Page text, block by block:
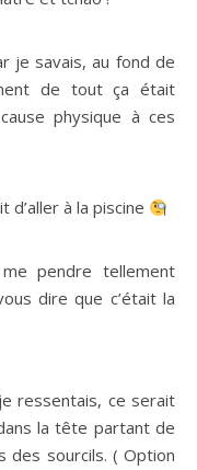
je savais, au fond de
de tout ça était
physique à ces
d’aller à la piscine
pendre tellement
dire que c’était la
ressentais, ce serait
la tête partant de
des sourcils. ( Option